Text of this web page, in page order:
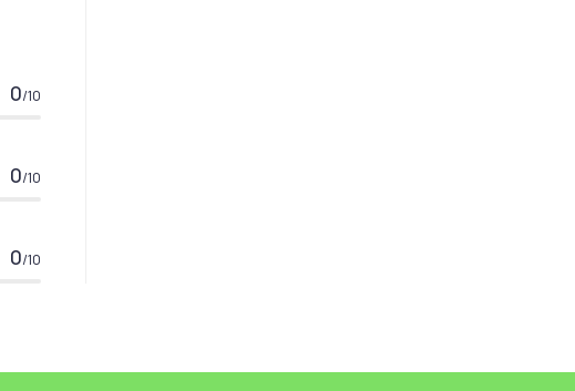
0/10
0/10
0/10